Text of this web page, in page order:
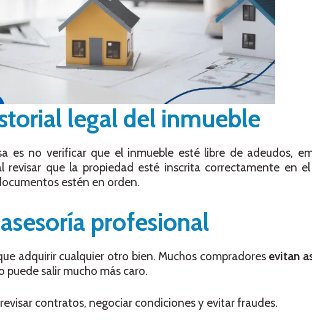
legal del inmueble
es no verificar que el inmueble esté libre de adeudos,
revisar que la propiedad esté inscrita correctamente en el
estén en orden.
profesional
adquirir cualquier otro bien. Muchos compradores evitan
puede salir mucho más caro.
contratos, negociar condiciones y evitar fraudes.